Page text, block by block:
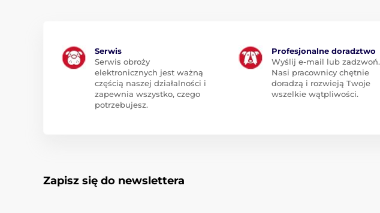
Serwis
Serwis obroży
elektronicznych jest ważną
częścią naszej działalności i
zapewnia wszystko, czego
potrzebujesz.
Profesjonalne doradztwo
Wyślij e-mail lub zadzwoń.
Nasi pracownicy chętnie
doradzą i rozwieją Twoje
wszelkie wątpliwości.
Zapisz się do newslettera